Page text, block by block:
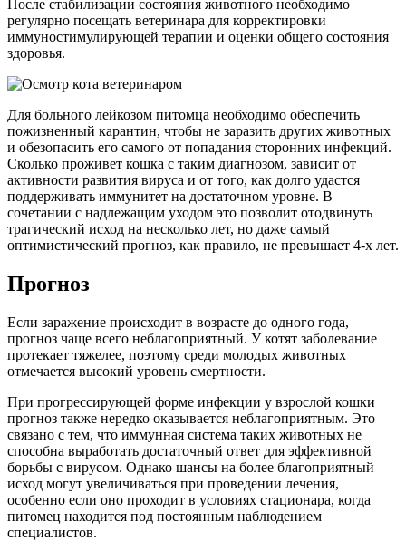
После стабилизации состояния животного необходимо
регулярно посещать ветеринара для корректировки
иммуностимулирующей терапии и оценки общего состояния
здоровья.
Для больного лейкозом питомца необходимо обеспечить
пожизненный карантин, чтобы не заразить других животных
и обезопасить его самого от попадания сторонних инфекций.
Сколько проживет кошка с таким диагнозом, зависит от
активности развития вируса и от того, как долго удастся
поддерживать иммунитет на достаточном уровне. В
сочетании с надлежащим уходом это позволит отодвинуть
трагический исход на несколько лет, но даже самый
оптимистический прогноз, как правило, не превышает 4-х лет.
Прогноз
Если заражение происходит в возрасте до одного года,
прогноз чаще всего неблагоприятный. У котят заболевание
протекает тяжелее, поэтому среди молодых животных
отмечается высокий уровень смертности.
При прогрессирующей форме инфекции у взрослой кошки
прогноз также нередко оказывается неблагоприятным. Это
связано с тем, что иммунная система таких животных не
способна выработать достаточный ответ для эффективной
борьбы с вирусом. Однако шансы на более благоприятный
исход могут увеличиваться при проведении лечения,
особенно если оно проходит в условиях стационара, когда
питомец находится под постоянным наблюдением
специалистов.